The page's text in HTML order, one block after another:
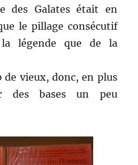
des Galates était en
le pillage consécutif
légende que de la
de vieux, donc, en plus
des bases un peu